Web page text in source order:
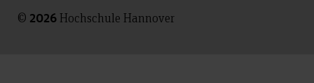
© 2026 Hochschule Hannover